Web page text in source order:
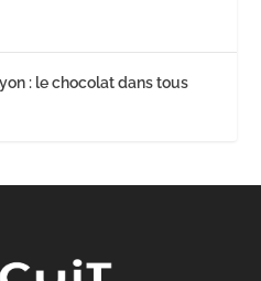
: le chocolat dans tous